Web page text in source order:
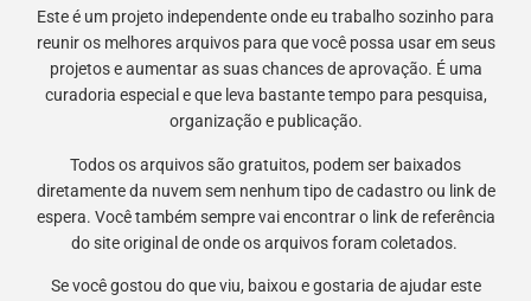
Este é um projeto independente onde eu trabalho sozinho para
reunir os melhores arquivos para que você possa usar em seus
projetos e aumentar as suas chances de aprovação. É uma
curadoria especial e que leva bastante tempo para pesquisa,
organização e publicação.
Todos os arquivos são gratuitos, podem ser baixados
diretamente da nuvem sem nenhum tipo de cadastro ou link de
espera. Você também sempre vai encontrar o link de referência
do site original de onde os arquivos foram coletados.
Se você gostou do que viu, baixou e gostaria de ajudar este